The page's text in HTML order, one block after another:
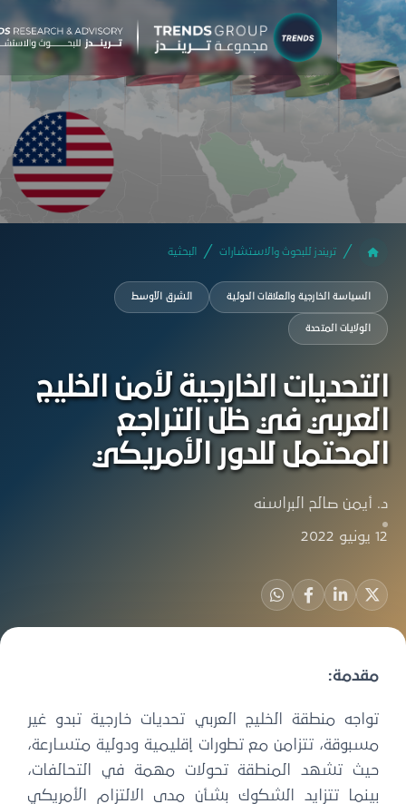
تريندز للبحوث والاستشارات البحثية
السياسة الخارجية والعلاقات الدولية الشرق الأوسط
الولايات المتحدة
الخارجية لأمن الخليج
في ظل التراجع
للدور الأمريكي
صالح البراسنه
منطقة الخليج العربي تحديات خارجية تبدو غير
تتزامن مع تطورات إقليمية ودولية متسارعة،
تشهد المنطقة تحولات مهمة في التحالفات،
تتزايد الشكوك بشأن مدى الالتزام الأمريكي